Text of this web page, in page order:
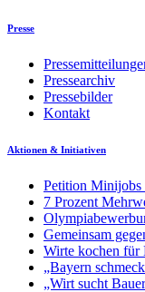
Presse
Pressearchiv
Pressebilder
Kontakt
Aktionen & Initiativen
Petition Minijobs
7 Prozent
Gemeinsam
Wirte kochen für
„Bayern
„Wirt sucht